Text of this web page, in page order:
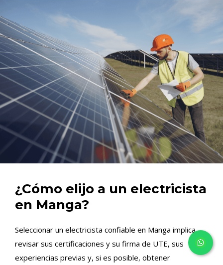
¿Cómo elijo a un electricista
en Manga?
Seleccionar un electricista confiable en Manga implica
revisar sus certificaciones y su firma de UTE, sus
experiencias previas y, si es posible, obtener